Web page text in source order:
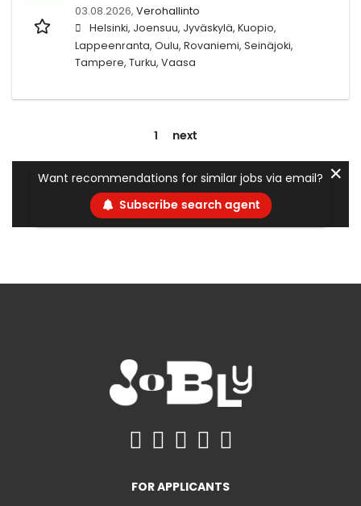
03.08.2026, Verohallinto
Helsinki, Joensuu, Jyväskylä, Kuopio,
Lappeenranta, Oulu, Rovaniemi, Seinäjoki,
Tampere, Turku, Vaasa
1 next
Want recommendations for similar jobs via email?
Subscribe search agent
✕
FOR APPLICANTS